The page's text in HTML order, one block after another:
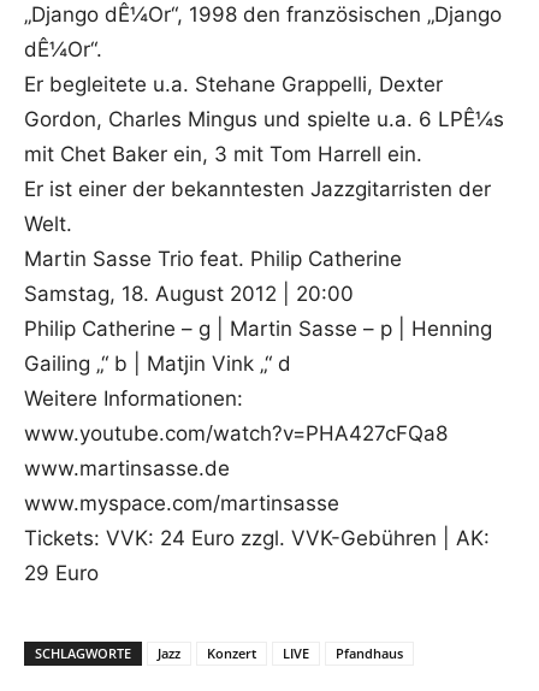
„Django dÊ¼Or“, 1998 den französischen „Django
dÊ¼Or“.
Er begleitete u.a. Stehane Grappelli, Dexter
Gordon, Charles Mingus und spielte u.a. 6 LPÊ¼s
mit Chet Baker ein, 3 mit Tom Harrell ein.
Er ist einer der bekanntesten Jazzgitarristen der
Welt.
Martin Sasse Trio feat. Philip Catherine
Samstag, 18. August 2012 | 20:00
Philip Catherine – g | Martin Sasse – p | Henning
Gailing „“ b | Matjin Vink „“ d
Weitere Informationen:
www.youtube.com/watch?v=PHA427cFQa8
www.martinsasse.de
www.myspace.com/martinsasse
Tickets: VVK: 24 Euro zzgl. VVK-Gebühren | AK:
29 Euro
SCHLAGWORTE Jazz Konzert LIVE Pfandhaus